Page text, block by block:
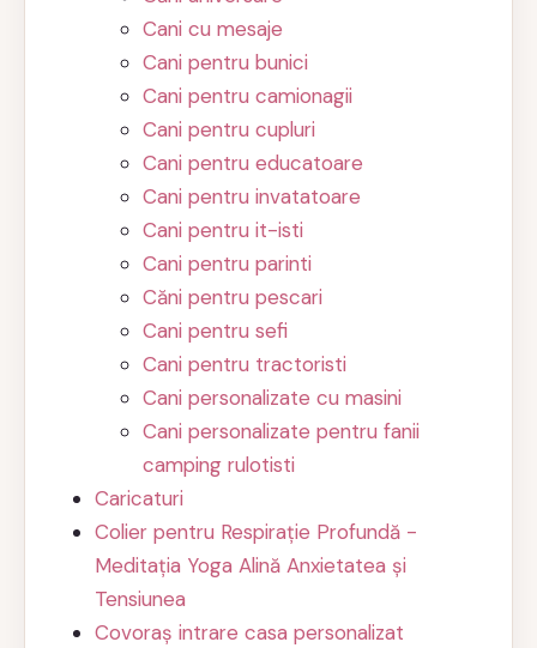
Cani cu mesaje
Cani pentru bunici
Cani pentru camionagii
Cani pentru cupluri
Cani pentru educatoare
Cani pentru invatatoare
Cani pentru it-isti
Cani pentru parinti
Căni pentru pescari
Cani pentru sefi
Cani pentru tractoristi
Cani personalizate cu masini
Cani personalizate pentru fanii
camping rulotisti
Caricaturi
Colier pentru Respirație Profundă -
Meditația Yoga Alină Anxietatea și
Tensiunea
Covoraș intrare casa personalizat